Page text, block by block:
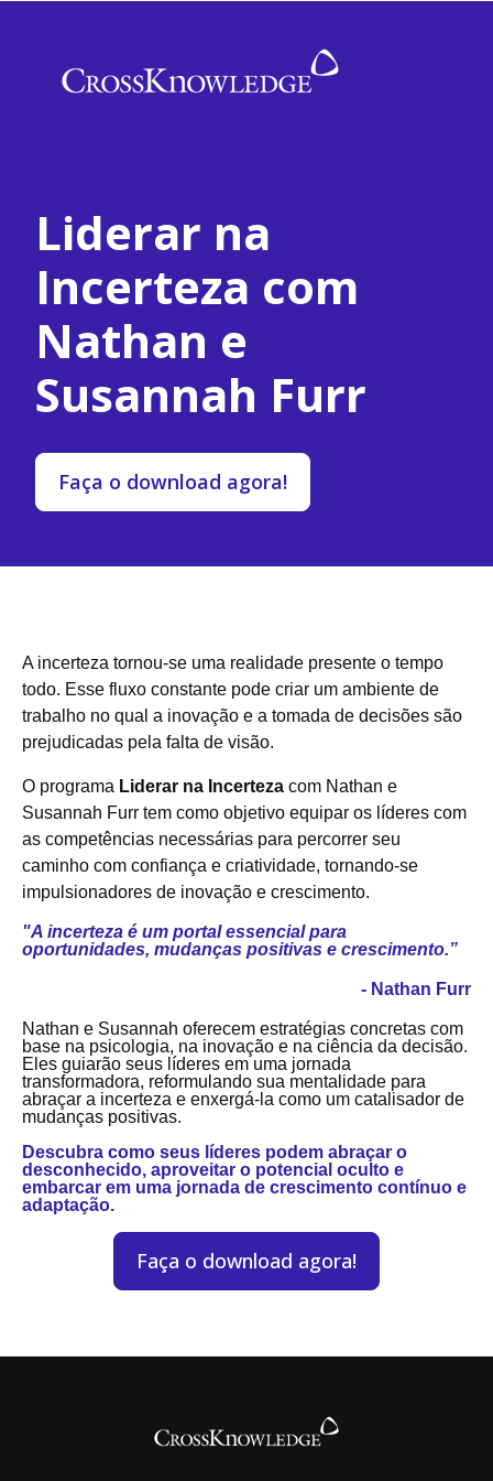
Liderar na
Incerteza com
Nathan e
Susannah Furr
Faça o download agora!
A incerteza tornou-se uma realidade presente o tempo
todo. Esse fluxo constante pode criar um ambiente de
trabalho no qual a inovação e a tomada de decisões são
prejudicadas pela falta de visão.
O programa Liderar na Incerteza com Nathan e
Susannah Furr tem como objetivo equipar os líderes com
as competências necessárias para percorrer seu
caminho com confiança e criatividade, tornando-se
impulsionadores de inovação e crescimento.
"A incerteza é um portal essencial para
oportunidades, mudanças positivas e crescimento.”
- Nathan Furr
Nathan e Susannah oferecem estratégias concretas com
base na psicologia, na inovação e na ciência da decisão.
Eles guiarão seus líderes em uma jornada
transformadora, reformulando sua mentalidade para
abraçar a incerteza e enxergá-la como um catalisador de
mudanças positivas.
Descubra como seus líderes podem abraçar o
desconhecido, aproveitar o potencial oculto e
embarcar em uma jornada de crescimento contínuo e
adaptação.
Faça o download agora!